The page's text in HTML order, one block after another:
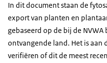
In dit document staan de
export van planten en
gebaseerd op de bij de
ontvangende land. Het is aan
verifiëren of dit de meest